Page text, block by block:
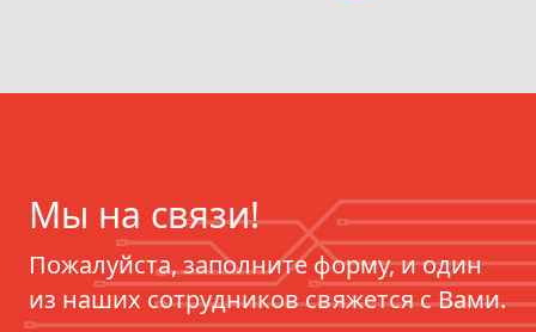
Мы на связи!
Пожалуйста, заполните форму, и один
из наших сотрудников свяжется с Вами.